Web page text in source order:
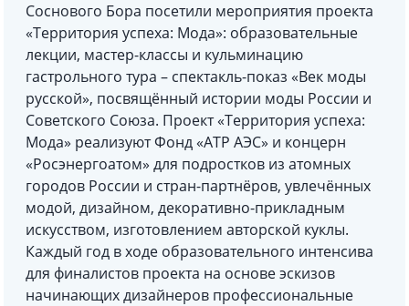
Соснового Бора посетили мероприятия проекта
«Территория успеха: Мода»: образовательные
лекции, мастер-классы и кульминацию
гастрольного тура – спектакль-показ «Век моды
русской», посвящённый истории моды России и
Советского Союза. Проект «Территория успеха:
Мода» реализуют Фонд «АТР АЭС» и концерн
«Росэнергоатом» для подростков из атомных
городов России и стран-партнёров, увлечённых
модой, дизайном, декоративно-прикладным
искусством, изготовлением авторской куклы.
Каждый год в ходе образовательного интенсива
для финалистов проекта на основе эскизов
начинающих дизайнеров профессиональные